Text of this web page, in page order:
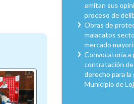
emitan sus
proceso de
Obras de
malacatos
mercado
Convocatoria a
contratación
derecho para
Municipio de